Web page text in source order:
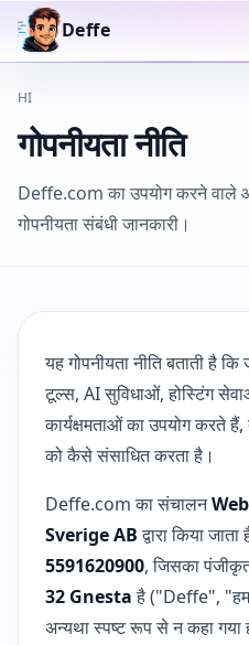
Deffe
HI
गोपनीयता नीति
Deffe.com का उपयोग करने वाले
गोपनीयता संबंधी जानकारी।
यह गोपनीयता नीति बताती है
टूल्स, AI सुविधाओं, होस्टिंग
कार्यक्षमताओं का उपयोग करते
को कैसे संसाधित करता है।
Deffe.com का संचालन
Sverige ABद्वारा किया
5591620900, जिसका
32 Gnestaहै ("Deffe",
अन्यथा स्पष्ट रूप से न कहा गया